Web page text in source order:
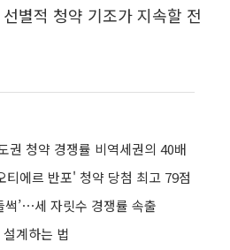
별적 청약 기조가 지속할 전
청약 경쟁률 비역세권의 40배
에르 반포' 청약 당첨 최고 79점
썩’⋯세 자릿수 경쟁률 속출
계하는 법